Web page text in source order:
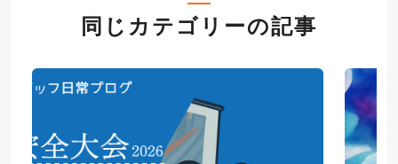
同じカテゴリーの記事